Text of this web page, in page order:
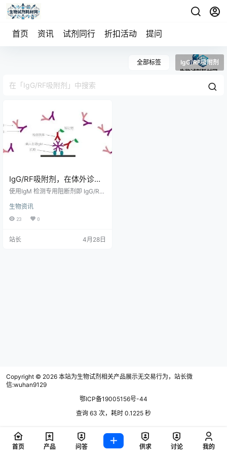
首页 资讯 试剂同行 折扣活动 提问
全部标签 IgG/RF吸附剂
IgG/RF吸附剂，在体外诊断
领域推荐用于IgM抗体检测产
使用IgM 检测专用阻断剂即 IgG/RF
上述可能产生干扰的物质，是提高
检测特异性和灵敏性以及稳定性最
生物资讯
23 0
站长 4月28日
Copyright © 2026 本站为生物试剂相关产品展示无交易行为，站长微
信:wuhan9129
鄂ICP备19005156号-44
查询 63 次，耗时 0.1225 秒
首页 产品 问答 供求 讨论 我的